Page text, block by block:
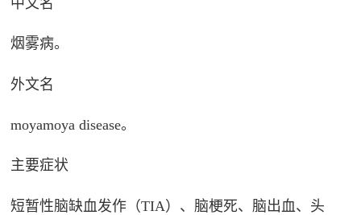
烟雾病。
外文名
moyamoya disease。
主要症状
短暂性脑缺血发作（TIA）、脑梗死、脑出血、头